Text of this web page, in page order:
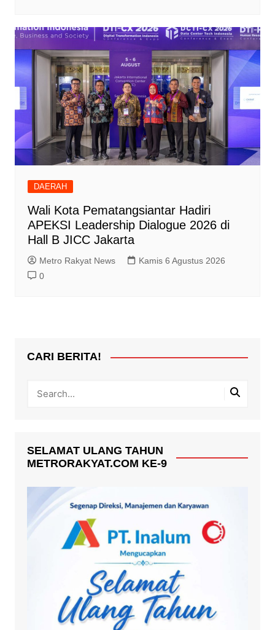
DAERAH
Wali Kota Pematangsiantar Hadiri
APEKSI Leadership Dialogue 2026 di
Hall B JICC Jakarta
Metro Rakyat News
Kamis 6 Agustus 2026
0
CARI BERITA!
SELAMAT ULANG TAHUN
METRORAKYAT.COM KE-9